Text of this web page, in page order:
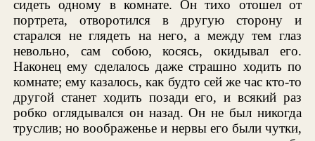
сидеть одному в комнате. Он тихо отошел от
портрета, отворотился в другую сторону и
старался не глядеть на него, а между тем глаз
невольно, сам собою, косясь, окидывал его.
Наконец ему сделалось даже страшно ходить по
комнате; ему казалось, как будто сей же час кто-то
другой станет ходить позади его, и всякий раз
робко оглядывался он назад. Он не был никогда
труслив; но воображенье и нервы его были чутки,